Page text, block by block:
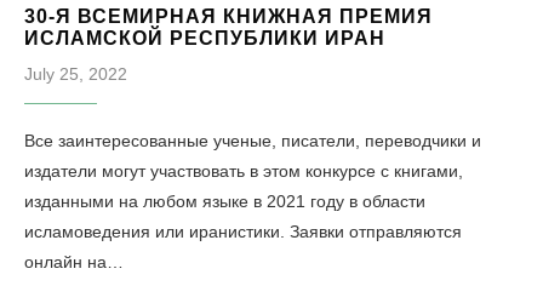
30-Я ВСЕМИРНАЯ КНИЖНАЯ ПРЕМИЯ
ИСЛАМСКОЙ РЕСПУБЛИКИ ИРАН
July 25, 2022
Все заинтересованные ученые, писатели, переводчики и
издатели могут участвовать в этом конкурсе с книгами,
изданными на любом языке в 2021 году в области
исламоведения или иранистики. Заявки отправляются
онлайн на…